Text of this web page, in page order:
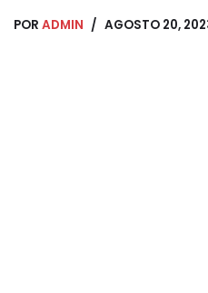
POR ADMIN AGOSTO 20,